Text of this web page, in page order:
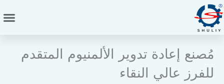
تخطي
إلى
المحتوى
مُصنع إعادة تدوير الألمنيوم المتقدم
للفرز عالي النقاء